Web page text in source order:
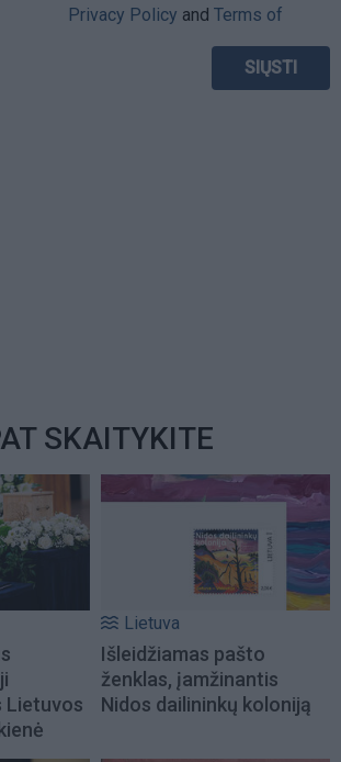
Privacy Policy and Terms of
SKAITYKITE
Lietuvos
Lietuva
Išleidžiamas pašto
ženklas, įamžinantis
Nidos dailininkų koloniją